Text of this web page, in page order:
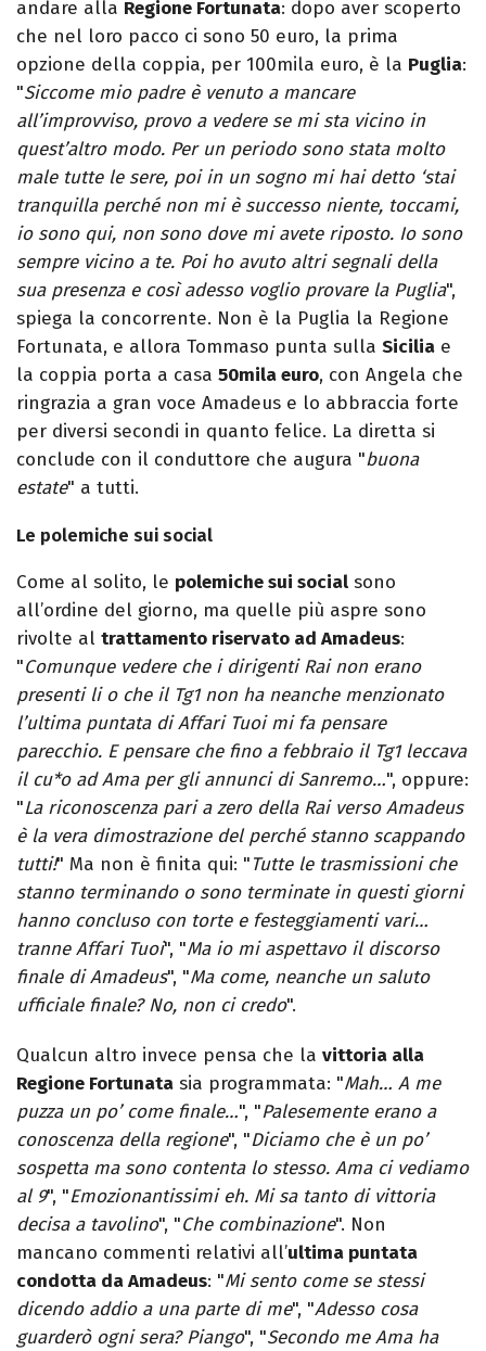
andare alla Regione Fortunata: dopo aver scoperto
che nel loro pacco ci sono 50 euro, la prima
opzione della coppia, per 100mila euro, è la Puglia:
"Siccome mio padre è venuto a mancare
all’improvviso, provo a vedere se mi sta vicino in
quest’altro modo. Per un periodo sono stata molto
male tutte le sere, poi in un sogno mi hai detto ‘stai
tranquilla perché non mi è successo niente, toccami,
io sono qui, non sono dove mi avete riposto. Io sono
sempre vicino a te. Poi ho avuto altri segnali della
sua presenza e così adesso voglio provare la Puglia",
spiega la concorrente. Non è la Puglia la Regione
Fortunata, e allora Tommaso punta sulla Sicilia e
la coppia porta a casa 50mila euro, con Angela che
ringrazia a gran voce Amadeus e lo abbraccia forte
per diversi secondi in quanto felice. La diretta si
conclude con il conduttore che augura "buona
estate" a tutti.
Le polemiche sui social
Come al solito, le polemiche sui social sono
all’ordine del giorno, ma quelle più aspre sono
rivolte al trattamento riservato ad Amadeus:
"Comunque vedere che i dirigenti Rai non erano
presenti li o che il Tg1 non ha neanche menzionato
l’ultima puntata di Affari Tuoi mi fa pensare
parecchio. E pensare che fino a febbraio il Tg1 leccava
il cu*o ad Ama per gli annunci di Sanremo…", oppure:
"La riconoscenza pari a zero della Rai verso Amadeus
è la vera dimostrazione del perché stanno scappando
tutti!" Ma non è finita qui: "Tutte le trasmissioni che
stanno terminando o sono terminate in questi giorni
hanno concluso con torte e festeggiamenti vari…
tranne Affari Tuoi", "Ma io mi aspettavo il discorso
finale di Amadeus", "Ma come, neanche un saluto
ufficiale finale? No, non ci credo".
Qualcun altro invece pensa che la vittoria alla
Regione Fortunata sia programmata: "Mah… A me
puzza un po’ come finale…", "Palesemente erano a
conoscenza della regione", "Diciamo che è un po’
sospetta ma sono contenta lo stesso. Ama ci vediamo
al 9", "Emozionantissimi eh. Mi sa tanto di vittoria
decisa a tavolino", "Che combinazione". Non
mancano commenti relativi all’ultima puntata
condotta da Amadeus: "Mi sento come se stessi
dicendo addio a una parte di me", "Adesso cosa
guarderò ogni sera? Piango", "Secondo me Ama ha